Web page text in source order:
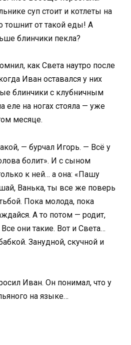
суп стоит и котлеты на
тошнит от такой еды! А
блинчики пекла?
как Света наутро после
Иван оставался у них
блинчики с клубничным
еле на ногах стояла — уже
месяце.
— бурчал Игорь. — Всё у
болит». И с сыном
к ней… а она: «Пашу
Ванька, ты все же поверь
Пока молода, пока
А то потом — родит,
Все они такие. Вот и Света…
Занудной, скучной и
Иван. Он понимал, что у
на языке…